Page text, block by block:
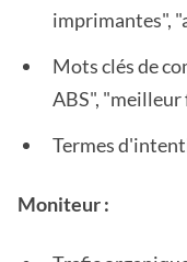
imprimantes",
Mots clés de
ABS",
Termes
Moniteur :